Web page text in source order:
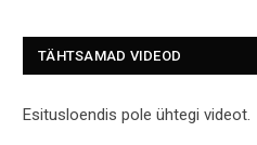
TÄHTSAMAD VIDEOD
Esitusloendis pole ühtegi videot.